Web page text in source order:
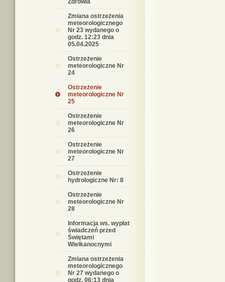
Zdrowia
Zmiana ostrzeżenia
meteorologicznego
Nr 23 wydanego o
godz. 12:23 dnia
05.04.2025
Ostrzeżenie
meteorologiczne Nr
24
Ostrzeżenie
meteorologiczne Nr
25
Ostrzeżenie
meteorologiczne Nr
26
Ostrzeżenie
meteorologiczne Nr
27
Ostrzeżenie
hydrologiczne Nr: 8
Ostrzeżenie
meteorologiczne Nr
28
Informacja ws. wypłat
świadczeń przed
Świętami
Wielkanocnymi
Zmiana ostrzeżenia
meteorologicznego
Nr 27 wydanego o
godz. 06:13 dnia